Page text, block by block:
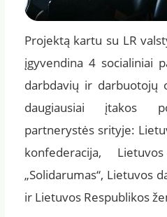
Projektą kartu su LR
įgyvendina 4 socialiniai
darbdavių ir darbuotojų
daugiausiai įtakos
partnerystės srityje:
konfederacija,
„Solidarumas“, Lietuvos
ir Lietuvos Respublikos